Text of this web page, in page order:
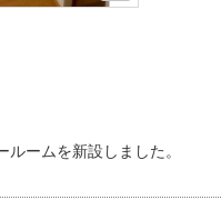
ームを新設しました。